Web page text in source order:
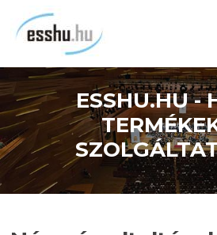
tartalomra
ESSHU.HU -